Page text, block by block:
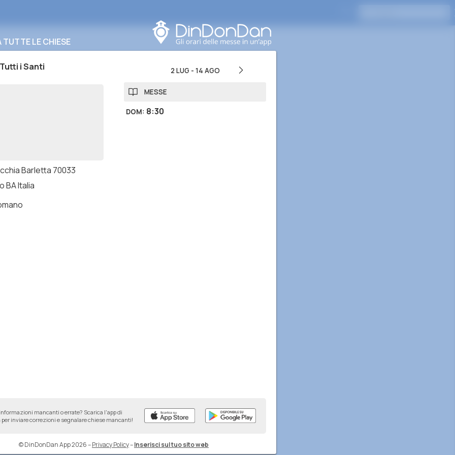
LE CHIESE
i Santi
Barletta 70033
BA Italia
2 LUG - 14 AGO
MESSE
DOM: 8:30
mancanti o errate? Scarica l'app di
per inviare correzioni e segnalare chiese mancanti!
© DinDonDan App 2026–Privacy Policy–Inserisci sul tuo sito web